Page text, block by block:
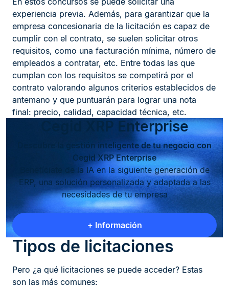
experiencia previa. Además, para garantizar que la
empresa concesionaria de la licitación es capaz de
cumplir con el contrato, se suelen solicitar otros
requisitos, como una facturación mínima, número de
empleados a contratar, etc. Entre todas las que
cumplan con los requisitos se competirá por el
contrato valorando algunos criterios establecidos de
antemano y que puntuarán para lograr una nota
final: precio, calidad, capacidad técnica, etc.
Cegid XRP Enterprise
Descubre la gestión inteligente de tu negocio con
Cegid XRP Enterprise
Benefíciate de la IA en la siguiente generación de
ERP, una solución personalizada y adaptada a las
necesidades de tu empresa
+ Información
Tipos de licitaciones
Pero ¿a qué licitaciones se puede acceder? Estas
son las más comunes: